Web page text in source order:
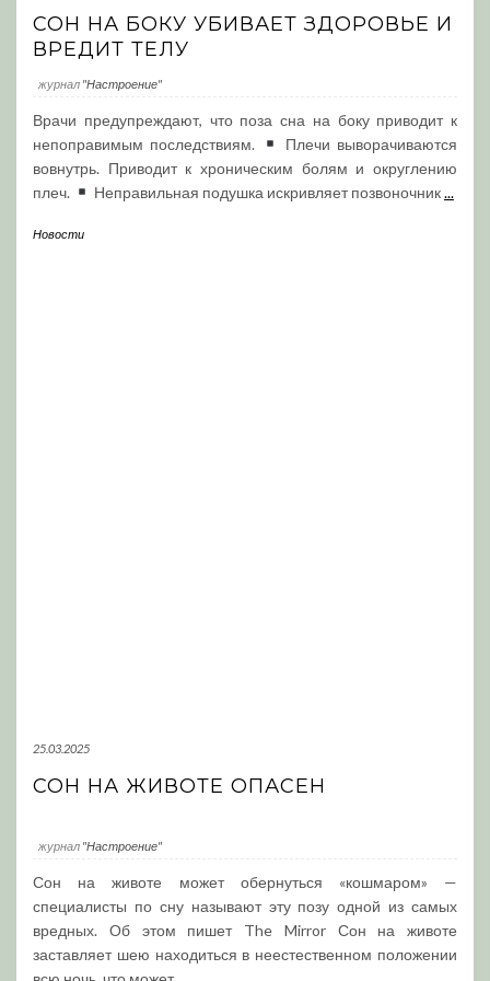
СОН НА БОКУ УБИВАЕТ ЗДОРОВЬЕ И
ВРЕДИТ ТЕЛУ
журнал "Настроение"
Врачи предупреждают, что поза сна на боку приводит к
непоправимым последствиям.
Плечи выворачиваются
вовнутрь. Приводит к хроническим болям и округлению
плеч.
Неправильная подушка искривляет позвоночник...
Новости
25.03.2025
СОН НА ЖИВОТЕ ОПАСЕН
журнал "Настроение"
Сон на животе может обернуться «кошмаром» —
специалисты по сну называют эту позу одной из самых
вредных. Об этом пишет The Mirror Сон на животе
заставляет шею находиться в неестественном положении